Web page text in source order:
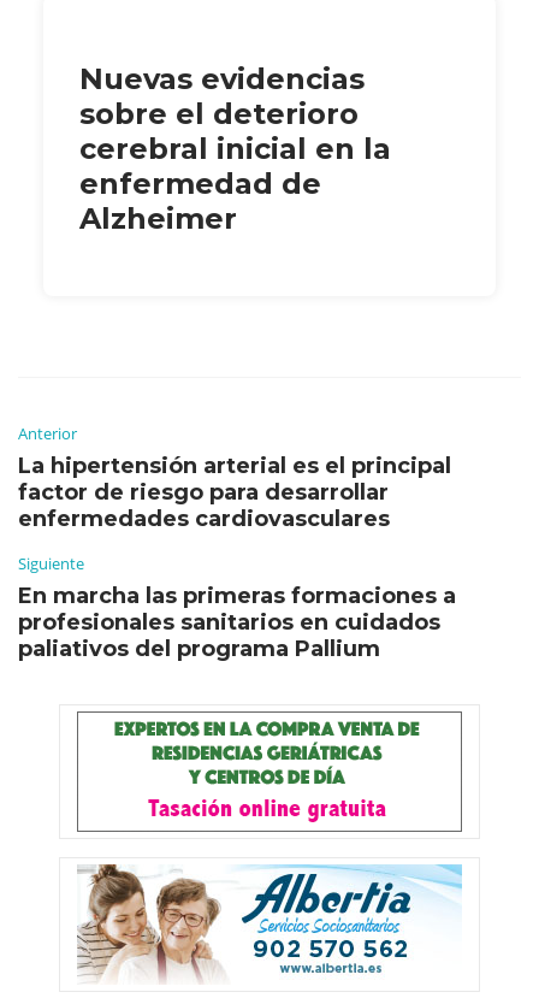
Nuevas evidencias
sobre el deterioro
cerebral inicial en la
enfermedad de
Alzheimer
Anterior
La hipertensión arterial es el principal
factor de riesgo para desarrollar
enfermedades cardiovasculares
Siguiente
En marcha las primeras formaciones a
profesionales sanitarios en cuidados
paliativos del programa Pallium